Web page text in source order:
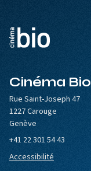
Cinéma Bio
Rue Saint-Joseph 47
1227 Carouge
Genève
+41 22 301 54 43
Accessibilité